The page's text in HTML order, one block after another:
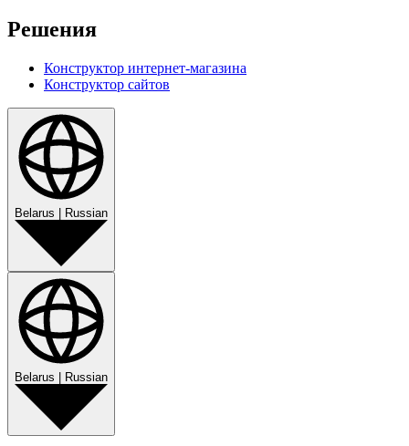
Решения
Конструктор интернет-магазина
Конструктор сайтов
Belarus | Russian
Belarus | Russian